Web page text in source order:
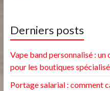
Derniers posts
Vape band personnalisé :
pour les boutiques
Portage salarial : comment